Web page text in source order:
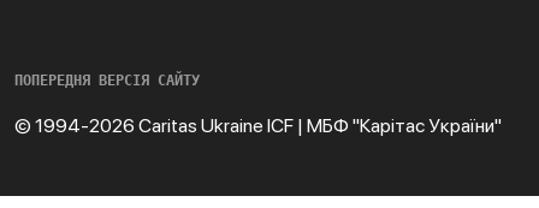
ПОПЕРЕДНЯ ВЕРСІЯ САЙТУ
© 1994-2026 Caritas Ukraine ICF | МБФ "Карітас України"